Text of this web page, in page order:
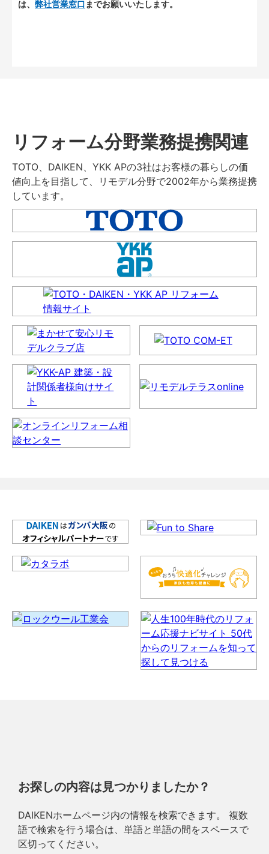
は、 弊社営業窓口 までお願いいたします。
リフォーム分野業務提携関連
TOTO、DAIKEN、YKK APの3社はお客様の暮らしの価
値向上を目指して、リモデル分野で2002年から業務提携
しています。
お探しの内容は見つかりましたか？
DAIKENホームページ内の情報を検索できます。 複数
語で検索を行う場合は、単語と単語の間をスペースで
区切ってください。